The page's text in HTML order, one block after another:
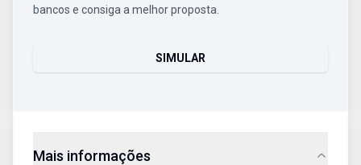
bancos e consiga a melhor proposta.
SIMULAR
Mais informações